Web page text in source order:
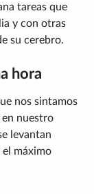
tareas que
y con otras
su cerebro.
hora
nos sintamos
en nuestro
levantan
el máximo